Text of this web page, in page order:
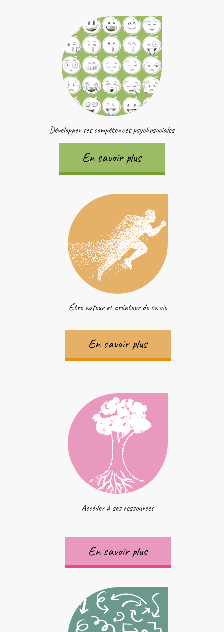
Développer ses compétences psychosociales
En savoir plus
Être auteur et créateur de sa vie
En savoir plus
Accéder à ses ressources
En savoir plus